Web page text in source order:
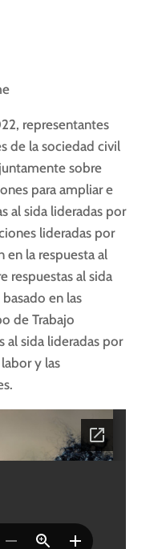
representantes
de la sociedad civil
sobre
para ampliar e
al sida lideradas por
lideradas por
en la respuesta al
respuestas al sida
en las
de Trabajo
al sida lideradas por
y las